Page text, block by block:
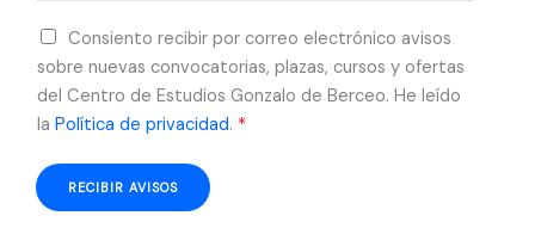
r
e
o
e
e
c
A
c
u
e
d
o
Consiento recibir por correo electrónico avisos
sobre nuevas convocatorias, plazas, cursos y ofertas
del Centro de Estudios Gonzalo de Berceo. He leído
la Política de privacidad. *
RECIBIR AVISOS